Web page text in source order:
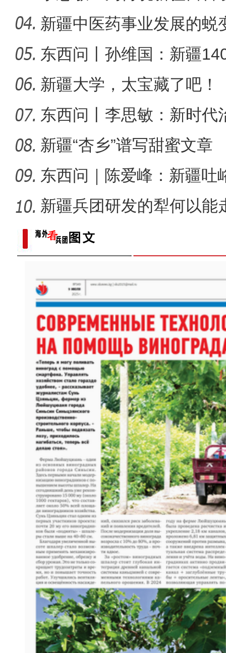
【与你为邻】吉尔吉斯斯坦
可分割
新疆中医药事业发展的蜕
东西问丨孙维国：新疆
了什么？
新疆大学，太宝藏了吧！
东西问丨李思敏：新时代
新疆“杏乡”谱写甜蜜文章
东西问｜陈爱峰：新疆吐
汇见证
新疆兵团研发的犁何以能